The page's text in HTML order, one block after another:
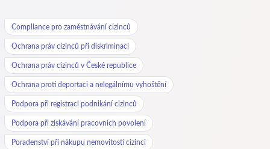
Compliance pro zaměstnávání cizinců
Ochrana práv cizinců při diskriminaci
Ochrana práv cizinců v České republice
Ochrana proti deportaci a nelegálnímu vyhoštění
Podpora při registraci podnikání cizinců
Podpora při získávání pracovních povolení
Poradenství při nákupu nemovitostí cizinci